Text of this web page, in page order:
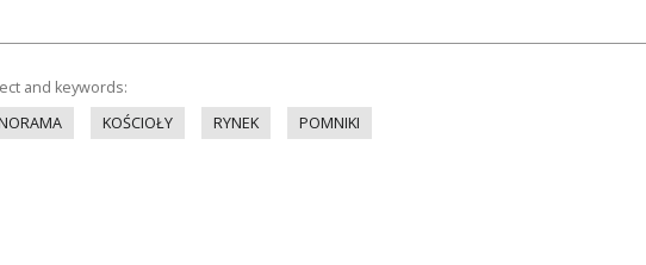
and keywords:
KOŚCIOŁY RYNEK POMNIKI